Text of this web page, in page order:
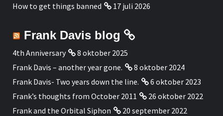
How to get things banned
17 juli 2026
Frank Davis blog
4th Anniversary
8 oktober 2025
Frank Davis – another year gone.
8 oktober 2024
Frank Davis- Two years down the line.
6 oktober 2023
Frank’s thoughts from October 2011
26 oktober 2022
Frank and the Orbital Siphon
20 september 2022